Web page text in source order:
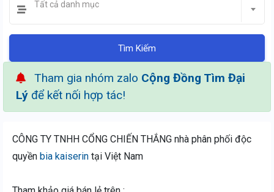
Tất cả danh mục
Tìm Kiếm
Tham gia nhóm zalo Cộng Đồng Tìm Đại
Lý để kết nối hợp tác!
CÔNG TY TNHH CỔNG CHIẾN THẮNG nhà phân phối độc
quyền bia kaiserin tại Việt Nam